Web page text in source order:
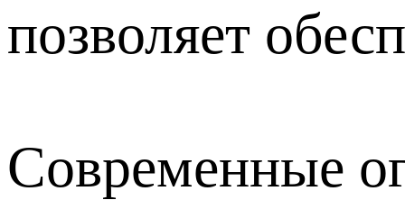
позволяет
Современные